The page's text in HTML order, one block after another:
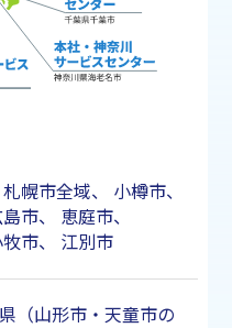
札幌市全域、 小樽市、
市、 恵庭市、
市、 江別市
（山形市・天童市の